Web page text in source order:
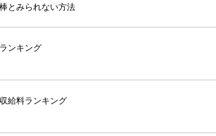
とみられない方法
ンキング
給料ランキング